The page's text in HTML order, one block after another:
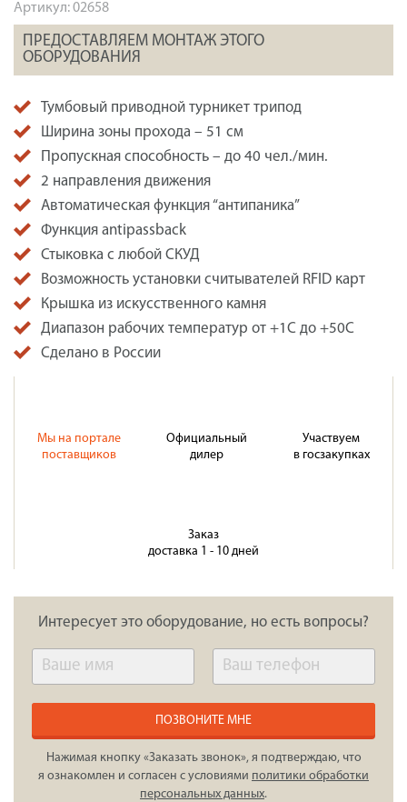
Артикул:02658
ПРЕДОСТАВЛЯЕМ МОНТАЖ ЭТОГО
ОБОРУДОВАНИЯ
Тумбовый приводной турникет трипод
Ширина зоны прохода – 51 см
Пропускная способность – до 40 чел./мин.
2 направления движения
Автоматическая функция “антипаника”
Функция antipassback
Стыковка с любой СКУД
Возможность установки считывателей RFID карт
Крышка из искусственного камня
Диапазон рабочих температур от +1С до +50С
Сделано в России
Мы на портале
поставщиков
Официальный
дилер
Участвуем
в госзакупках
Заказ
доставка 1 - 10 дней
Интересует это оборудование, но есть вопросы?
ПОЗВОНИТЕ МНЕ
Нажимая кнопку «Заказать звонок», я подтверждаю, что
я ознакомлен и согласен с условиями политики обработки
персональных данных.